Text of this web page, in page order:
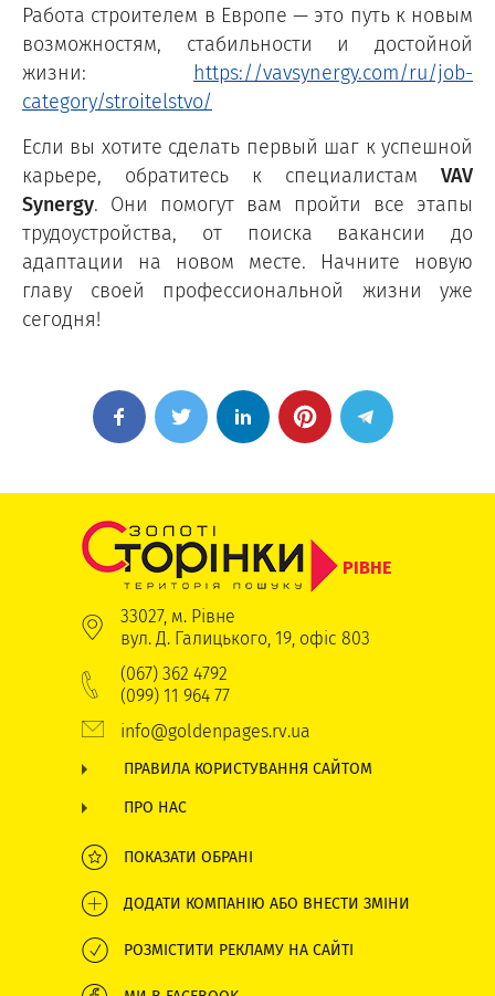
Работа строителем в Европе — это путь к новым
возможностям, стабильности и достойной
жизни: https://vavsynergy.com/ru/job-
category/stroitelstvo/
Если вы хотите сделать первый шаг к успешной
карьере, обратитесь к специалистам VAV
Synergy. Они помогут вам пройти все этапы
трудоустройства, от поиска вакансии до
адаптации на новом месте. Начните новую
главу своей профессиональной жизни уже
сегодня!
РІВНЕ
33027, м. Рівне
вул. Д. Галицького, 19, офіс 803
(067) 362 4792
(099) 11 964 77
info@goldenpages.rv.ua
ПРАВИЛА КОРИСТУВАННЯ САЙТОМ
ПРО НАС
ПОКАЗАТИ ОБРАНІ
ДОДАТИ КОМПАНІЮ АБО ВНЕСТИ ЗМІНИ
РОЗМІСТИТИ РЕКЛАМУ НА САЙТІ